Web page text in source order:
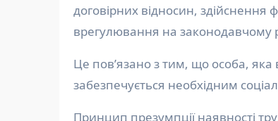
договірних відносин, здійснення
врегулювання на законодавчому
Це пов’язано з тим, що особа,
забезпечується необхідним
Принцип презумпції наявності